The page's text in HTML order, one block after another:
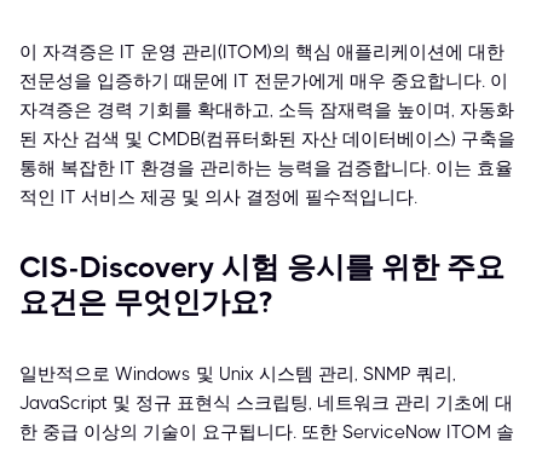
이 자격증은 IT 운영 관리(ITOM)의 핵심 애플리케이션에 대한
전문성을 입증하기 때문에 IT 전문가에게 매우 중요합니다. 이
자격증은 경력 기회를 확대하고, 소득 잠재력을 높이며, 자동화
된 자산 검색 및 CMDB(컴퓨터화된 자산 데이터베이스) 구축을
통해 복잡한 IT 환경을 관리하는 능력을 검증합니다. 이는 효율
적인 IT 서비스 제공 및 의사 결정에 필수적입니다.
CIS-Discovery 시험 응시를 위한 주요
요건은 무엇인가요?
일반적으로 Windows 및 Unix 시스템 관리, SNMP 쿼리,
JavaScript 및 정규 표현식 스크립팅, 네트워크 관리 기초에 대
한 중급 이상의 기술이 요구됩니다. 또한 ServiceNow ITOM 솔